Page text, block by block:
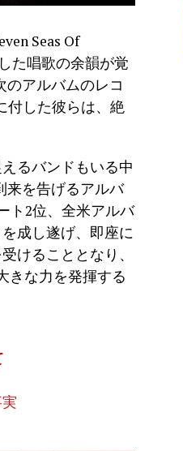
Seas Of
た唱歌の余韻が覚
アルバムのレコ
付した彼らは、絶
るバンドもいる中
来を告げるアルバ
ト2位、全米アルバ
成し遂げ、即座に
けることとなり、
きな力を発揮する